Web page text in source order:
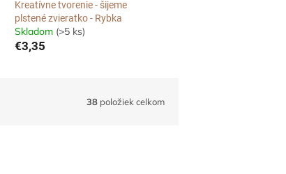
Kreatívne tvorenie - šijeme
plstené zvieratko - Rybka
Skladom (>5 ks)
€3,35
38položiek celkom